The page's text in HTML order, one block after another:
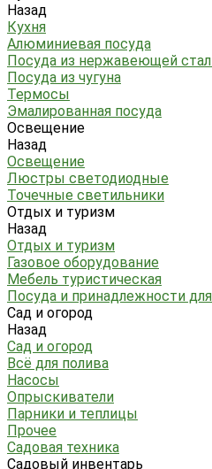
Назад
Кухня
Алюминиевая посуда
Посуда из нержавеющей
Посуда из чугуна
Термосы
Эмалированная посуда
Освещение
Назад
Освещение
Люстры светодиодные
Точечные светильники
Отдых и туризм
Назад
Отдых и туризм
Газовое оборудование
Мебель туристическая
Посуда и принадлежности
Сад и огород
Назад
Сад и огород
Всё для полива
Насосы
Опрыскиватели
Парники и теплицы
Прочее
Садовая техника
Садовый инвентарь